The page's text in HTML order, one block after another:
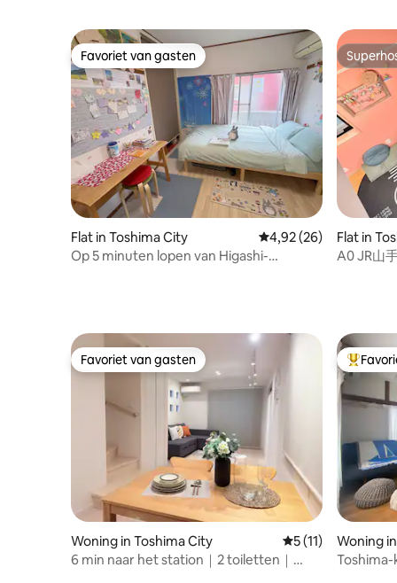
絡の場合は、4,000円頂戴します。) 4. 旅
の思い出を語り合う「広々ダイニング＆
フルキッチン」 みんなで集まるダイニン
グエリアには、ゆったりと座れる大きな
ウッドテーブルを配置。テイクアウトし
たお料理を広げたり、みんなで料理を作
って食事を楽しんだりと、団らんの時間
を思う存分楽しめます。 ・充実のキッチ
ン設備：IHクッキングヒーター、大型冷
蔵庫、電子レンジ、電気ポット、調理器
具（フライパン・鍋など）、食器類・カ
トラリー、基本調味料をご用意。地元の
スーパーで食材を買って自炊することも
可能です。 5. 荷物が多くても安心！エレ
年配の方でも階段を使わずラクラク移動
できます。 ・室内洗濯乾燥機完備：お部
屋の中に洗濯乾燥機を設置しているた
め、数日間の滞在や長期ロケーションで
も衣類の洗濯に困りません。 📐 お部屋の
間取り・構成（2階フロア） ・タイプ：
2LDK（広々としたワンフロア占有スタイ
ル） ・ダイニング・キッチンエリア：大
型ダイニングテーブル＆チェア、フルキ
ッチン、大型冷蔵庫 ・Room 1（寝室1）：
ダブルベッド×1、デスク＆チェア、クロ
2）：ダブルベッド×1、くつろぎソファ、
デスク＆チェア、収納スペース ・水回
kersenbloesem en herfstkleuren en
warmwaterbronnen
Favoriet van gasten
Favoriet van gasten
Flat in Toshima City Gemiddelde
4,92 (26)
Op 5 minuten lopen van Higashi-
Flat in
A0 JR山
@ 熊羆
Favoriet van gasten
Favoriet van gasten
Woning in Toshima City Gemiddelde
5 (11)
6 min naar het station｜2 toiletten｜
Woning